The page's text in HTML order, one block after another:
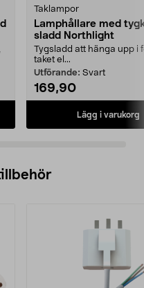
Taklampor
Lamphållare med
sladd Northlight
Tygsladd att hänga upp i
taket el...
Utförande: Svart
169,90
Lägg i varukorg